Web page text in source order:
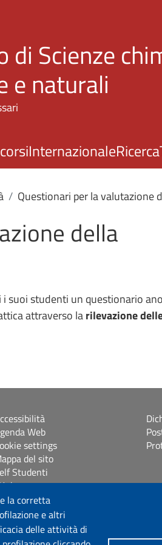
la corretta
e altri
delle attività di
Scienze
e naturali
InternazionaleRicerca
Questionari per la valutazione
della
suoi studenti un questionario
attraverso larilevazione
Web
settings
del sito
Studenti
su